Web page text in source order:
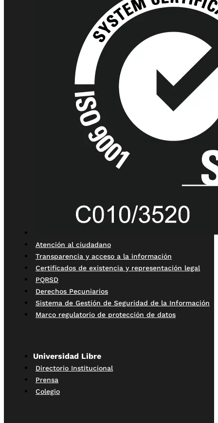
Atención al ciudadano
Transparencia y acceso a la información
Certificados de existencia y representación legal
PQRSD
Derechos Pecuniarios
Sistema de Gestión de Seguridad de la Información
Marco regulatorio de protección de datos
Universidad Libre
Directorio Institucional
Prensa
Colegio